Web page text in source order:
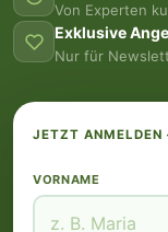
Von Experten
Exklusive
Nur für
JETZT
VORNAME